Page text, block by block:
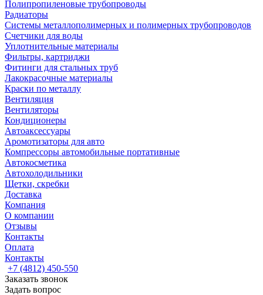
Полипропиленовые трубопроводы
Радиаторы
Системы металлополимерных и полимерных трубопроводов
Счетчики для воды
Уплотнительные материалы
Фильтры, картриджи
Фитинги для стальных труб
Лакокрасочные материалы
Краски по металлу
Вентиляция
Вентиляторы
Кондиционеры
Автоаксессуары
Аромотизаторы для авто
Компрессоры автомобильные портативные
Автокосметика
Автохолодильники
Щетки, скребки
Доставка
Компания
О компании
Отзывы
Контакты
Оплата
Контакты
+7 (4812) 450-550
Заказать звонок
Задать вопрос